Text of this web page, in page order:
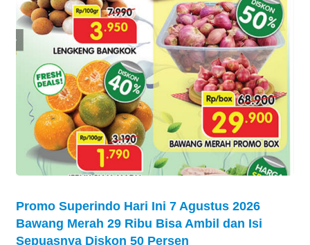
Promo Superindo Hari Ini 7 Agustus 2026
Bawang Merah 29 Ribu Bisa Ambil dan Isi
Sepuasnya Diskon 50 Persen